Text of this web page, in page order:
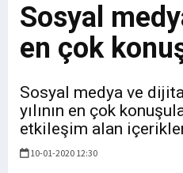
Sosyal
en çok
Sosyal medya ve
yılının en çok
etkileşim alan
10-01-2020 12:30